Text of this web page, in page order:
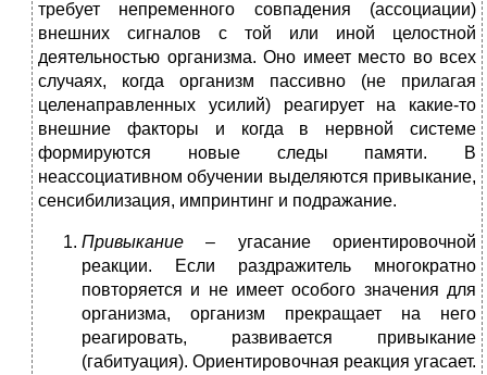
требует непременного совпадения (ассоциации)
внешних сигналов с той или иной целостной
деятельностью организма. Оно имеет место во всех
случаях, когда организм пассивно (не прилагая
целенаправленных усилий) реагирует на какие-то
внешние факторы и когда в нервной системе
формируются новые следы памяти. В
неассоциативном обучении выделяются привыкание,
сенсибилизация, импринтинг и подражание.
Привыкание – угасание ориентировочной
реакции. Если раздражитель многократно
повторяется и не имеет особого значения для
организма, организм прекращает на него
реагировать, развивается привыкание
(габитуация). Ориентировочная реакция угасает.